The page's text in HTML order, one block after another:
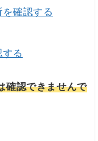
確認する
る
確認できませんで